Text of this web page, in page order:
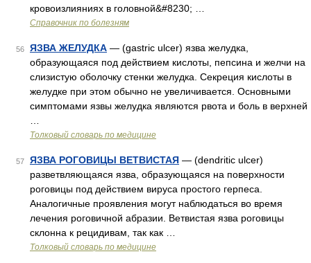
кровоизлияниях в головной&#8230; …
Справочник по болезням
56 ЯЗВА ЖЕЛУДКА — (gastric ulcer) язва желудка,
образующаяся под действием кислоты, пепсина и желчи на
слизистую оболочку стенки желудка. Секреция кислоты в
желудке при этом обычно не увеличивается. Основными
симптомами язвы желудка являются рвота и боль в верхней
Толковый словарь по медицине
57 ЯЗВА РОГОВИЦЫ ВЕТВИСТАЯ — (dendritic ulcer)
разветвляющаяся язва, образующаяся на поверхности
роговицы под действием вируса простого герпеса.
Аналогичные проявления могут наблюдаться во время
лечения роговичной абразии. Ветвистая язва роговицы
склонна к рецидивам, так как …
Толковый словарь по медицине